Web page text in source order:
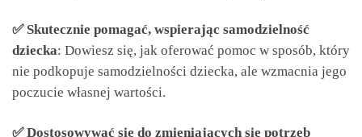
✅ Skutecznie pomagać, wspierając samodzielność
dziecka: Dowiesz się, jak oferować pomoc w sposób, który
nie podkopuje samodzielności dziecka, ale wzmacnia jego
poczucie własnej wartości.
✅ Dostosowywać się do zmieniających się potrzeb